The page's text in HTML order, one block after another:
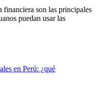
son las principales
puedan usar las